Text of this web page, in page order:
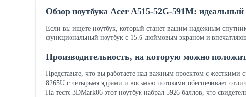
Обзор ноутбука Acer A515-52G-591M:
Если вы ищете ноутбук, который станет вашим надежным
функциональный ноутбук с 15.6-дюймовым экраном и
Производительность, на которую можно
Представьте, что вы работаете над важным проектом с
8265U с четырьмя ядрами и восьмью потоками обеспечивает
На тесте 3DMark06 этот ноутбук набрал 5926 баллов, что